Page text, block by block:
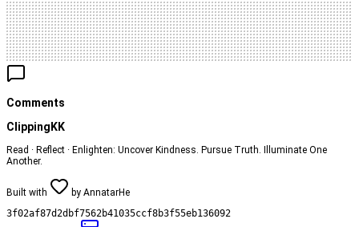
Comments
ClippingKK
Read · Reflect · Enlighten: Uncover Kindness. Pursue Truth. Illuminate One
Another.
Built with by AnnatarHe
3f02af87d2dbf7562b41035ccf8b3f55eb136092